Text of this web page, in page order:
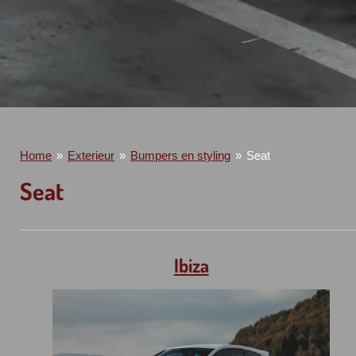
Home » Exterieur » Bumpers en styling » Seat
Seat
Ibiza